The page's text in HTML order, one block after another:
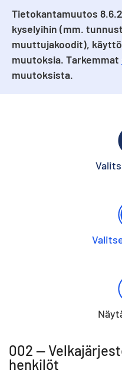
Tietokantamuutos
kyselyihin (mm.
muuttujakoodit),
muutoksia. Tarkemmat
muutoksista.
002 --
henkilöt